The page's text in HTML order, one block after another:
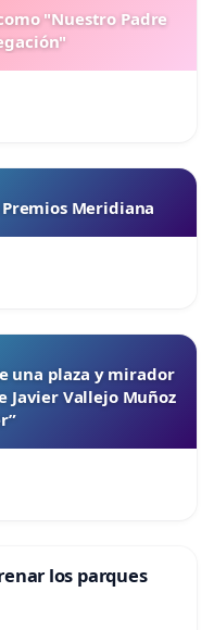
"Nuestro Padre
Meridiana
una plaza y mirador
Javier Vallejo Muñoz
los parques